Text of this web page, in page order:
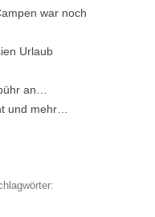
war noch
Urlaub
an…
und mehr…